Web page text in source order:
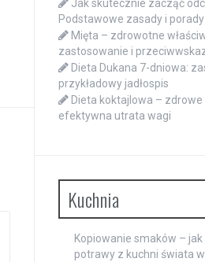
Jak skutecznie zacząć
Podstawowe zasady i porady
Mięta – zdrowotne
zastosowanie i
Dieta Dukana 7-dniowa:
przykładowy jadłospis
Dieta koktajlowa – zdrowe
efektywna utrata wagi
Kuchnia
Kopiowanie smaków –
potrawy z kuchni świata